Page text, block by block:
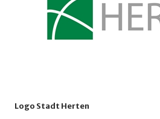
Logo Stadt Herten